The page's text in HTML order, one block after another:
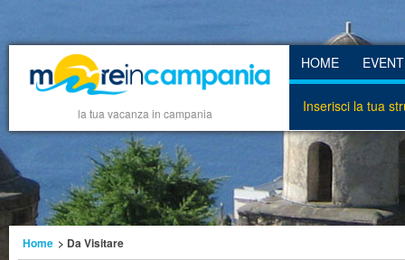
la tua vacanza in campania
HOME
Inserisci la tua
Home > Da Visitare